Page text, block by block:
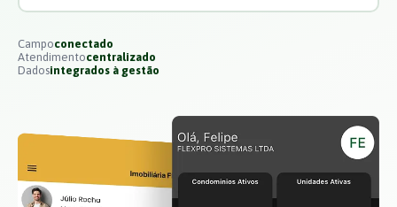
Campoconectado
Atendimentocentralizado
Dadosintegrados à gestão